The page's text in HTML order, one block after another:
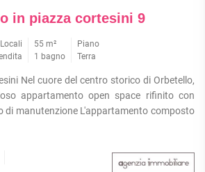
in piazza cortesini 9
55 m²
1 bagno
Piano
Terra
Nel cuore del centro storico di Orbetello,
appartamento open space rifinito con
di manutenzione L'appartamento composto